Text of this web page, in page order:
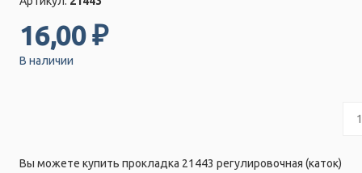
16,00 ₽
В наличии
Вы можете купить прокладка 21443 регулировочная (каток)